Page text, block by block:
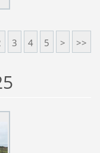
3 4 5 > >>